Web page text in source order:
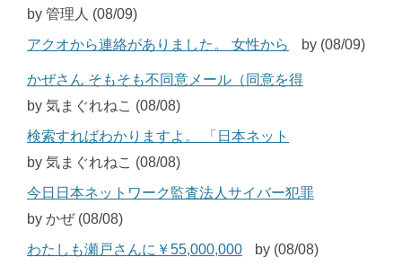
by 管理人 (08/09)
アクオから連絡がありました。 女性から
by (08/09)
かぜさん そもそも不同意メール（同意を得
by 気まぐれねこ (08/08)
検索すればわかりますよ。 「日本ネット
by 気まぐれねこ (08/08)
今日日本ネットワーク監査法人サイバー犯罪
by かぜ (08/08)
わたしも瀬戸さんに￥55,000,000
by (08/08)